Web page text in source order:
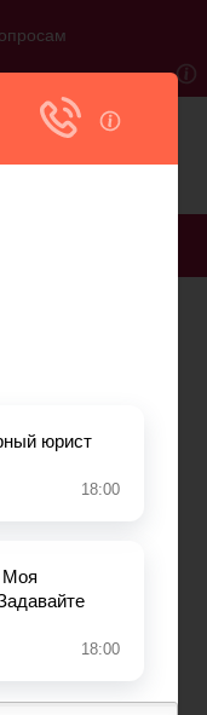
изменения
в
нормативно-
ФЗ
россиян был
для